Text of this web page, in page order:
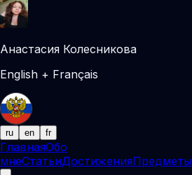
Анастасия Колесникова
English + Français
ru en fr
ГлавнаяОбо
мнеСтатьиДостиженияПредметы